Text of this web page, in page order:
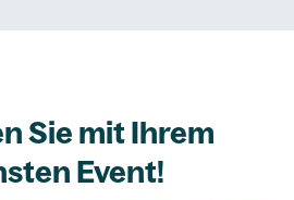
Sie mit Ihrem
Event!